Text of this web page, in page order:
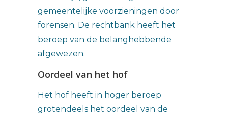
gemeentelijke voorzieningen door
forensen. De rechtbank heeft het
beroep van de belanghebbende
afgewezen.
Oordeel van het hof
Het hof heeft in hoger beroep
grotendeels het oordeel van de